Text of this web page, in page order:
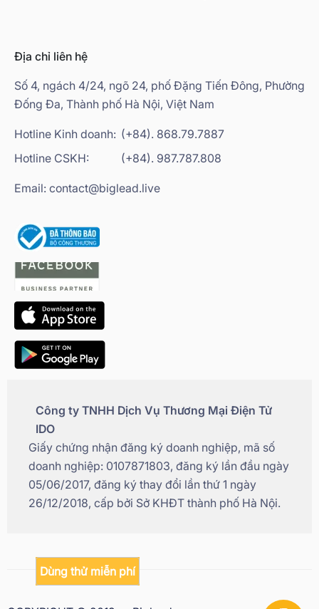
Dùng thử miễn phí
Địa chỉ liên hệ
Số 4, ngách 4/24, ngõ 24, phố Đặng Tiến Đông, Phường
Đống Đa, Thành phố Hà Nội, Việt Nam
Hotline Kinh doanh: (+84). 868.79.7887
Hotline CSKH:
(+84). 987.787.808
Email: contact@biglead.live
Công ty TNHH Dịch Vụ Thương Mại Điện Tử
IDO
Giấy chứng nhận đăng ký doanh nghiệp, mã số
doanh nghiệp: 0107871803, đăng ký lần đầu ngày
05/06/2017, đăng ký thay đổi lần thứ 1 ngày
26/12/2018, cấp bởi Sở KHĐT thành phố Hà Nội.